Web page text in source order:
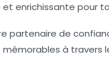
enrichissante pour
partenaire de
à travers